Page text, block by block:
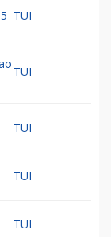
TUI
TUI
TUI
TUI
TUI